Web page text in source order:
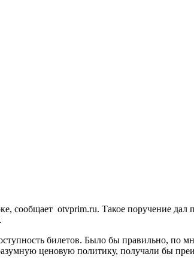
сообщает otvprim.ru. Такое поручение дал
билетов. Было бы правильно, по
ценовую политику, получали бы